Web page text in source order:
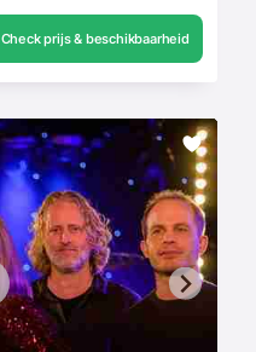
Check prijs & beschikbaarheid